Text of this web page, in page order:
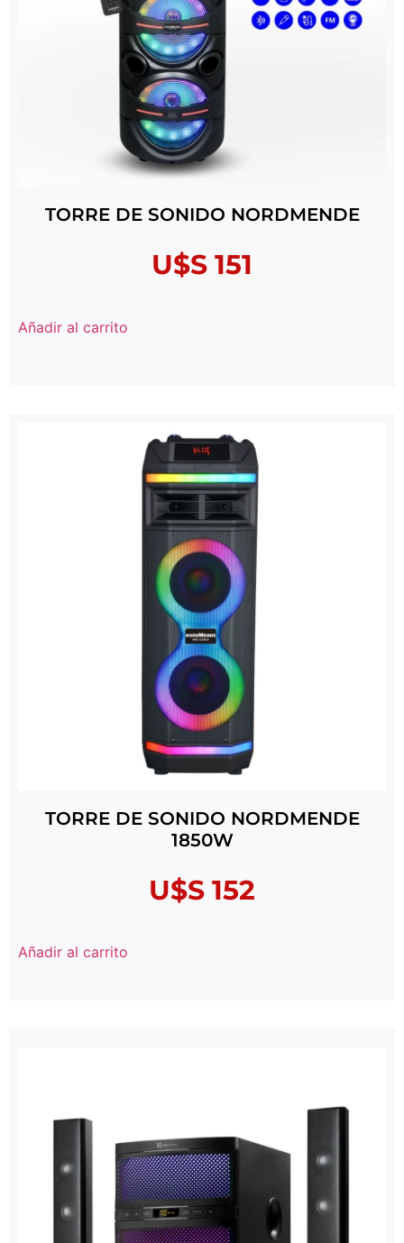
TORRE DE SONIDO NORDMENDE
U$S 151
Añadir al carrito
TORRE DE SONIDO NORDMENDE
1850W
U$S 152
Añadir al carrito